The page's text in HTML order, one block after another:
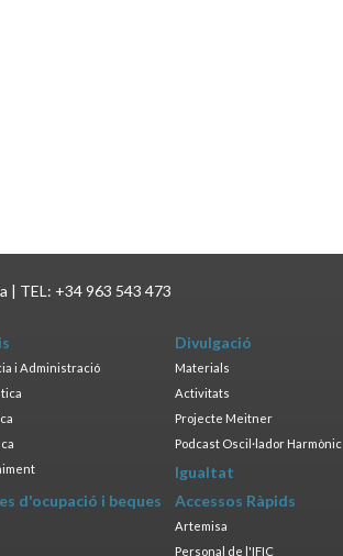
| TEL: +34 963 543 473
i Administració
Divulgació
Materials
Activitats
Projecte Meitner
Podcast Oscil·lador Harmònic
Igualtat
d'ocupació i beques Accessos Ràpids
Artemisa
Personal de l'IFIC